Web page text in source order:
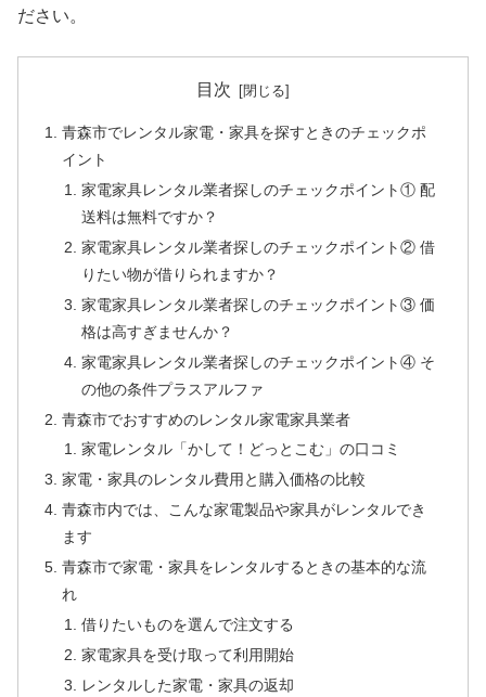
ださい。
目次
青森市でレンタル家電・家具を探すときのチェックポ
イント
家電家具レンタル業者探しのチェックポイント① 配
送料は無料ですか？
家電家具レンタル業者探しのチェックポイント② 借
りたい物が借りられますか？
家電家具レンタル業者探しのチェックポイント③ 価
格は高すぎませんか？
家電家具レンタル業者探しのチェックポイント④ そ
の他の条件プラスアルファ
青森市でおすすめのレンタル家電家具業者
家電レンタル「かして！どっとこむ」の口コミ
家電・家具のレンタル費用と購入価格の比較
青森市内では、こんな家電製品や家具がレンタルでき
ます
青森市で家電・家具をレンタルするときの基本的な流
れ
借りたいものを選んで注文する
家電家具を受け取って利用開始
レンタルした家電・家具の返却